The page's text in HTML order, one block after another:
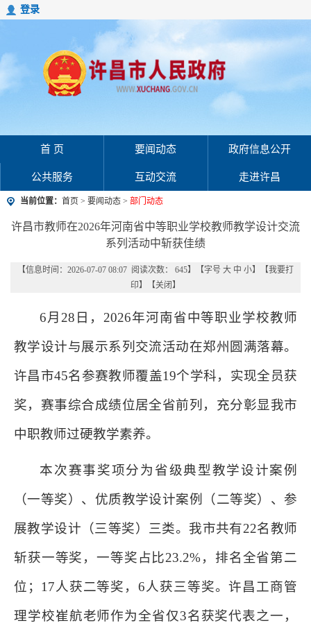
登录
首 页 要闻动态 政府信息公开
公共服务 互动交流 走进许昌
当前位置： 首页 > 要闻动态 > 部门动态
许昌市教师在2026年河南省中等职业学校教师教学设计交流
系列活动中斩获佳绩
【信息时间：2026-07-07 08:07 阅读次数： 645】【字号 大 中 小】【我要打
印】【关闭 】
6月28日，2026年河南省中等职业学校教师
教学设计与展示系列交流活动在郑州圆满落幕。
许昌市45名参赛教师覆盖19个学科，实现全员获
奖，赛事综合成绩位居全省前列，充分彰显我市
中职教师过硬教学素养。
本次赛事奖项分为省级典型教学设计案例
（一等奖）、优质教学设计案例（二等奖）、参
展教学设计（三等奖）三类。我市共有22名教师
斩获一等奖，一等奖占比23.2%，排名全省第二
位；17人获二等奖，6人获三等奖。许昌工商管
理学校崔航老师作为全省仅3名获奖代表之一，